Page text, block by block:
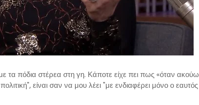
τα πόδια στέρεα στη γη. Κάποτε είχε πει πως «όταν ακούω
είναι σαν να μου λέει "με ενδιαφέρει μόνο ο εαυτός